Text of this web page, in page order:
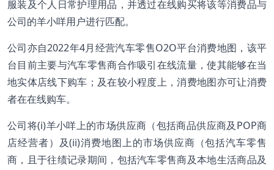
服装及个人日常护理用品，并透过在线购买将该等消费品与
公司的羊小咩用户进行匹配。
公司亦自2022年4月经营汽车零售O2O平台消费地图，该平
台目前主要与汽车零售商合作吸引在线流量，使其能够在当
地实体店线下购车；及在较小程度上，消费地图亦可让消费
者在在线购车。
公司将(i)羊小咩上的市场供应商（包括商品供应商及POP商
店经营者）及(ii)消费地图上的市场供应商（包括汽车零售
商，且于往绩记录期间，包括汽车零售商及本地生活商品及